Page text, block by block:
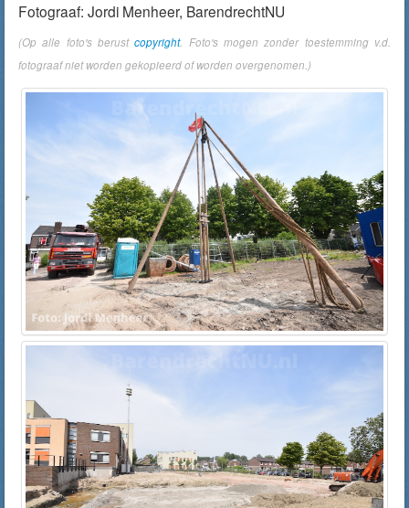
Fotograaf: Jordi Menheer, BarendrechtNU
(Op alle foto's berustcopyright. Foto's mogen zonder toestemming v.d.
fotograaf niet worden gekopieerd of worden overgenomen.)